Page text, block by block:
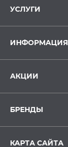
УСЛУГИ
ИНФОРМАЦИЯ
АКЦИИ
БРЕНДЫ
КАРТА САЙТА